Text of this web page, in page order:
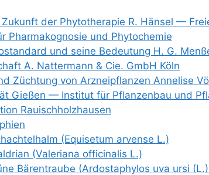
der Phy­to­the­ra­pie R. Hän­sel —
Phar­ma­ko­gno­sie und Phytochemie
und sei­ne Bedeu­tung H. G.
A. Nat­ter­mann & Cie. GmbH Köln
Züch­tung von Arz­nei­pflan­zen Anne­li­se
Gie­ßen — Insti­tut für Pflan­zen­bau und
Rauischholzhausen
(Equi­se­tum arven­se L.)
(Vale­ria­na offi­ci­na­lis L.)
Bären­trau­be (Ard­ost­a­phy­los uva ursi (L.)